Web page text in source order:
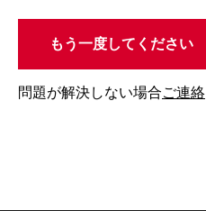
もう一度してください
問題が解決しない場合ご連絡